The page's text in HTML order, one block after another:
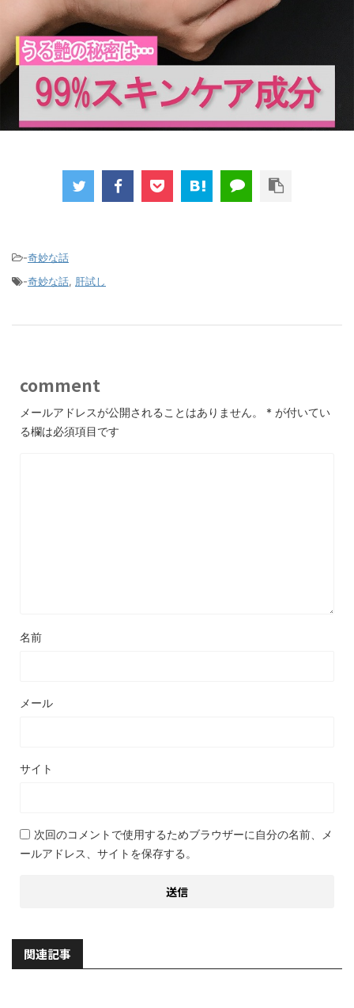
-奇妙な話
-奇妙な話, 肝試し
comment
メールアドレスが公開されることはありません。 * が付いてい
る欄は必須項目です
名前
メール
サイト
次回のコメントで使用するためブラウザーに自分の名前、メ
ールアドレス、サイトを保存する。
関連記事